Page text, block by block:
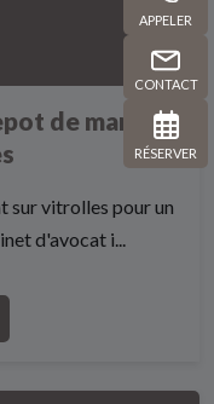
APPELER
CONTACT
RÉSERVER
de marque
sur vitrolles pour un
d'avocat i...